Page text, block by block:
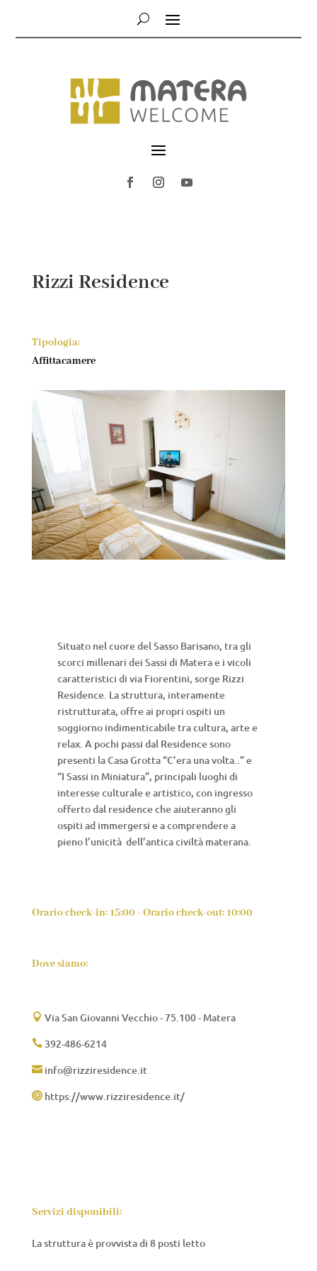
Rizzi Residence
Tipologia:
Affittacamere
Situato nel cuore del Sasso Barisano, tra gli
scorci millenari dei Sassi di Matera e i vicoli
caratteristici di via Fiorentini, sorge Rizzi
Residence. La struttura, interamente
ristrutturata, offre ai propri ospiti un
soggiorno indimenticabile tra cultura, arte e
relax. A pochi passi dal Residence sono
presenti la Casa Grotta “C’era una volta..” e
“I Sassi in Miniatura”, principali luoghi di
interesse culturale e artistico, con ingresso
offerto dal residence che aiuteranno gli
ospiti ad immergersi e a comprendere a
pieno l’unicità dell’antica civiltà materana.
Orario check-in: 15:00 - Orario check-out: 10:00
Dove siamo:
 Via San Giovanni Vecchio - 75.100 - Matera
392-486-6214
info@rizziresidence.it
https://www.rizziresidence.it/
Servizi disponibili:
La struttura è provvista di 8 posti letto